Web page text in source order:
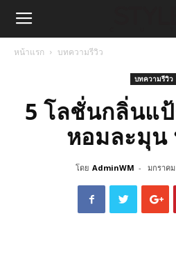
หน้าแรก บทความรีวิว
บทความรีวิว
5 โลชั่นกลิ่นแ
หอมละมุน
โดย AdminWM - มกราคม